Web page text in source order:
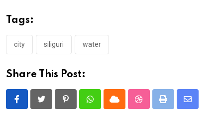
Tags:
city siliguri water
Share This Post:
PinterestWhatsappCloud StumbleUpon
Print
Share